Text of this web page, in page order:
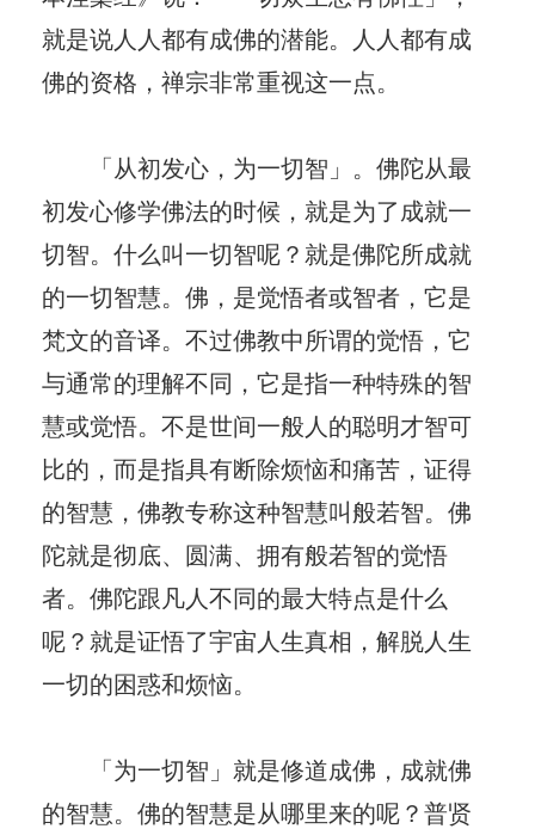
就是说人人都有成佛的潜能。人人都有成
佛的资格，禅宗非常重视这一点。
「从初发心，为一切智」。佛陀从最
初发心修学佛法的时候，就是为了成就一
切智。什么叫一切智呢？就是佛陀所成就
的一切智慧。佛，是觉悟者或智者，它是
梵文的音译。不过佛教中所谓的觉悟，它
与通常的理解不同，它是指一种特殊的智
慧或觉悟。不是世间一般人的聪明才智可
比的，而是指具有断除烦恼和痛苦，证得
的智慧，佛教专称这种智慧叫般若智。佛
陀就是彻底、圆满、拥有般若智的觉悟
者。佛陀跟凡人不同的最大特点是什么
呢？就是证悟了宇宙人生真相，解脱人生
一切的困惑和烦恼。
「为一切智」就是修道成佛，成就佛
的智慧。佛的智慧是从哪里来的呢？普贤